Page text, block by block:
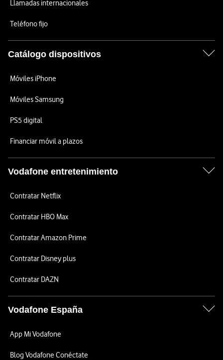
Llamadas internacionales
Teléfono fijo
Catálogo dispositivos
Móviles iPhone
Móviles Samsung
PS5 digital
Financiar móvil a plazos
Vodafone entretenimiento
Contratar Netflix
Contratar HBO Max
Contratar Amazon Prime
Contratar Disney plus
Contratar DAZN
Vodafone España
App Mi Vodafone
Blog Vodafone Conéctate